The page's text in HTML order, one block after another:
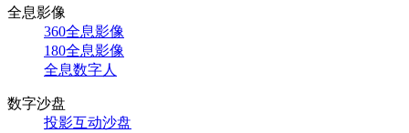
全息影像
360全息影像
180全息影像
全息数字人
数字沙盘
投影互动沙盘